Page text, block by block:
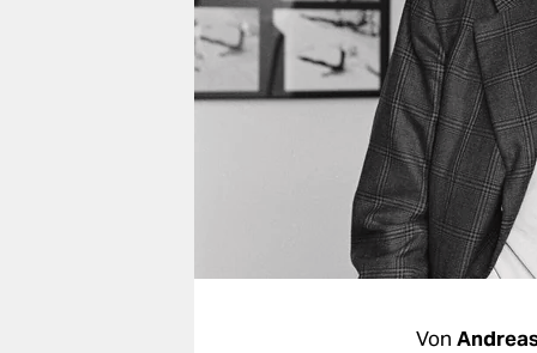
verlag
veranstaltungen
unterstützen
Von